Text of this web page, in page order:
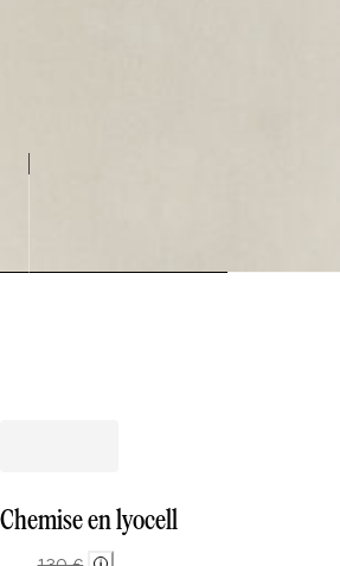
Chemise en lyocell